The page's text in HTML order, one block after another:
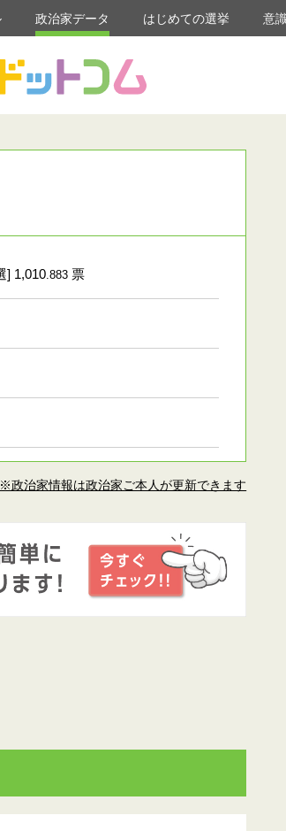
政治家データ はじめての選挙 意
] 1,010.883票
※政治家情報は政治家ご本人が更新できます